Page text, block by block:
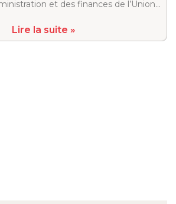
et des finances de l’Union…
Lire la suite »